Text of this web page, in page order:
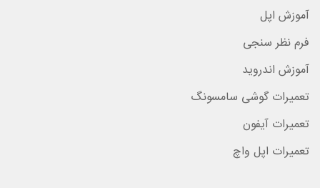
آموزش اپل
فرم نظر سنجی
آموزش اندروید
تعمیرات گوشی سامسونگ
تعمیرات آیفون
تعمیرات اپل واچ